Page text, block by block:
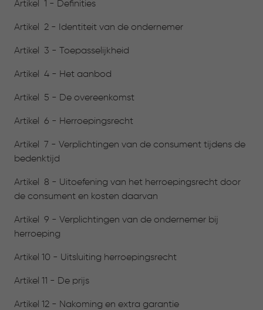
Artikel 1 - Definities
Artikel 2 - Identiteit van de ondernemer
Artikel 3 - Toepasselijkheid
Artikel 4 - Het aanbod
Artikel 5 - De overeenkomst
Artikel 6 - Herroepingsrecht
Artikel 7 - Verplichtingen van de consument tijdens de
bedenktijd
Artikel 8 - Uitoefening van het herroepingsrecht door
de consument en kosten daarvan
Artikel 9 - Verplichtingen van de ondernemer bij
herroeping
Artikel 10 - Uitsluiting herroepingsrecht
Artikel 11 - De prijs
Artikel 12 - Nakoming en extra garantie